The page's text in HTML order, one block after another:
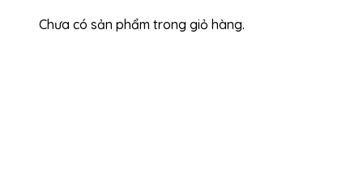
Chưa có sản phẩm trong giỏ hàng.